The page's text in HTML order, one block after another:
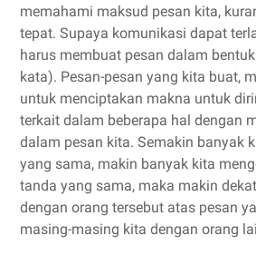
memahami maksud pesan kita,
tepat. Supaya komunikasi dapat
harus membuat pesan dalam
kata). Pesan-pesan yang kita buat,
untuk menciptakan makna untuk
terkait dalam beberapa hal dengan
dalam pesan kita. Semakin banyak
yang sama, makin banyak kita
tanda yang sama, maka makin
dengan orang tersebut atas pesan
masing-masing kita dengan orang